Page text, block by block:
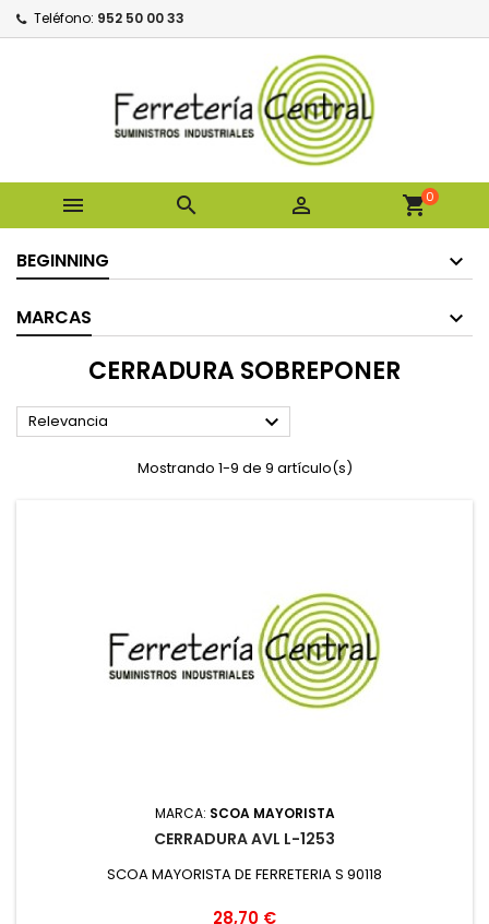
Teléfono: 952 50 00 33
   shopping_cart0
BEGINNING
MARCAS
CERRADURA SOBREPONER
Relevancia 
Mostrando 1-9 de 9 artículo(s)
MARCA: SCOA MAYORISTA
CERRADURA AVL L-1253
SCOA MAYORISTA DE FERRETERIA S 90118
Precio
28,70 €